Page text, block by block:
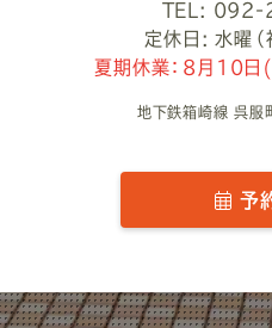
TEL:
定休日: 水曜（
夏期休業：8月10
地下鉄箱崎線 呉服
予